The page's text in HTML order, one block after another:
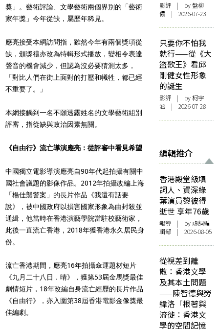
獎」。藝術評論、文學藝術兩個界別的「藝術
家年獎」今年從缺，屬歷年稀見。
應亮接受本網訪問指，雖然今年有兩個獎項從
缺，頒獎禮亦改為特輯形式播放，變相令表達
聲音的機會減少，但認為沒必要猜測太多，
「對比人們在街上面對的打壓和犧牲，都已經
不重要了。」
本網接觸到一名不願透露姓名的文學藝術組別
評審，指從缺與政治因素無關。
《自由行》流亡導演應亮：從評審中看見希望
中國獨立電影導演應亮自90年代起拍攝有關中
國社會議題的影像作品。2012年拍攝改編上海
「楊佳襲警案」的長片作品《我還有話要
說》，被中國政府以損害國家形象為由封殺並
通緝，他當時在香港演藝學院當駐校藝術家，
此後一直流亡香港，2018年獲香港永久居民身
份。
流亡香港期間，應亮16年拍攝傘運題材短片
《九月二十八日．晴》，獲第53屆金馬獎最佳
劇情短片，18年改編自身流亡經歷的長片作品
《自由行》，亦入圍第38屆香港電影金像獎最
佳編劇。
影評 | by 盤柳
儂 | 2026-07-23
只要你不怕我
就行——從《大
盜歌王》看邱
剛健女性形象
的誕生
影評 | by 柯宇
涵 | 2026-07-28
編輯推介
香港殿堂級填
詞人、資深綠
葉演員黎彼得
逝世 享年76歲
報導 | by 虛詞編
輯部 | 2026-08-05
從視差到離
散：香港文學
及其本土問題
——陳智德與勞
緯洛「根著與
流徙：香港文
學的空間記憶